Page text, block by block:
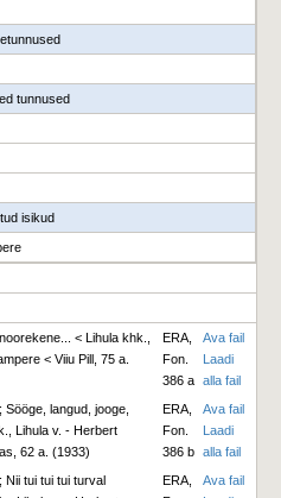
tunnused
isikud
< Lihula khk.,
< Viiu Pill, 75 a.
ERA,
Fon.
386 a
Ava fail
Laadi
alla fail
; Sööge, langud, jooge,
Lihula v. - Herbert
62 a. (1933)
ERA,
Fon.
386 b
Ava fail
Laadi
alla fail
; Nii tui tui tui turval
ERA,
Ava fail